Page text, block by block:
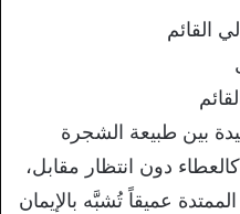
القائم
بين طبيعة الشجرة
دون انتظار مقابل،
عميقاً تُشبَّه بالإيمان